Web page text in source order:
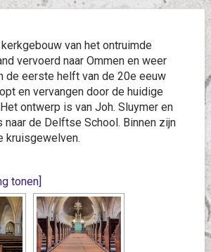
van het ontruimde
vervoerd naar Ommen en weer
de eerste helft van de 20e eeuw
en vervangen door de huidige
ontwerp is van Joh. Sluymer en
de Delftse School. Binnen zijn
kruisgewelven.
tonen]